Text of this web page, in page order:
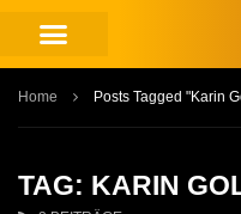
Home Posts Tagged "Karin
TAG: KARIN